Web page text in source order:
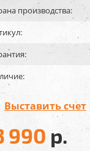
производства:
Выставить счет
990 р.